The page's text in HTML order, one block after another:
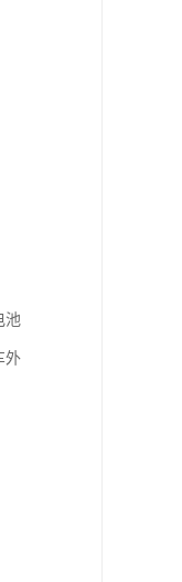
池
外